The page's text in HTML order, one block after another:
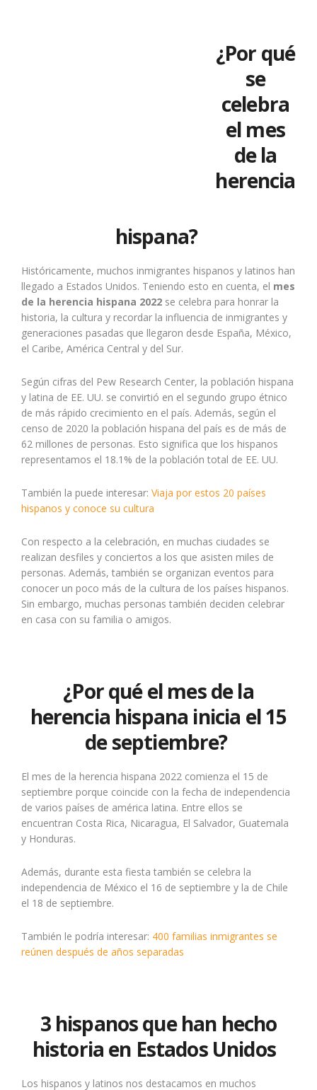
¿Por qué
se
celebra
el mes
de la
herencia
hispana?
Históricamente, muchos inmigrantes hispanos y latinos han
llegado a Estados Unidos. Teniendo esto en cuenta, el mes
de la herencia hispana 2022 se celebra para honrar la
historia, la cultura y recordar la influencia de inmigrantes y
generaciones pasadas que llegaron desde España, México,
el Caribe, América Central y del Sur.
Según cifras del Pew Research Center, la población hispana
y latina de EE. UU. se convirtió en el segundo grupo étnico
de más rápido crecimiento en el país. Además, según el
censo de 2020 la población hispana del país es de más de
62 millones de personas. Esto significa que los hispanos
representamos el 18.1% de la población total de EE. UU.
También la puede interesar: Viaja por estos 20 países
hispanos y conoce su cultura
Con respecto a la celebración, en muchas ciudades se
realizan desfiles y conciertos a los que asisten miles de
personas. Además, también se organizan eventos para
conocer un poco más de la cultura de los países hispanos.
Sin embargo, muchas personas también deciden celebrar
en casa con su familia o amigos.
¿Por qué el mes de la
herencia hispana inicia el 15
de septiembre?
El mes de la herencia hispana 2022 comienza el 15 de
septiembre porque coincide con la fecha de independencia
de varios países de américa latina. Entre ellos se
encuentran Costa Rica, Nicaragua, El Salvador, Guatemala
y Honduras.
Además, durante esta fiesta también se celebra la
independencia de México el 16 de septiembre y la de Chile
el 18 de septiembre.
También le podría interesar: 400 familias inmigrantes se
reúnen después de años separadas
3 hispanos que han hecho
historia en Estados Unidos
Los hispanos y latinos nos destacamos en muchos